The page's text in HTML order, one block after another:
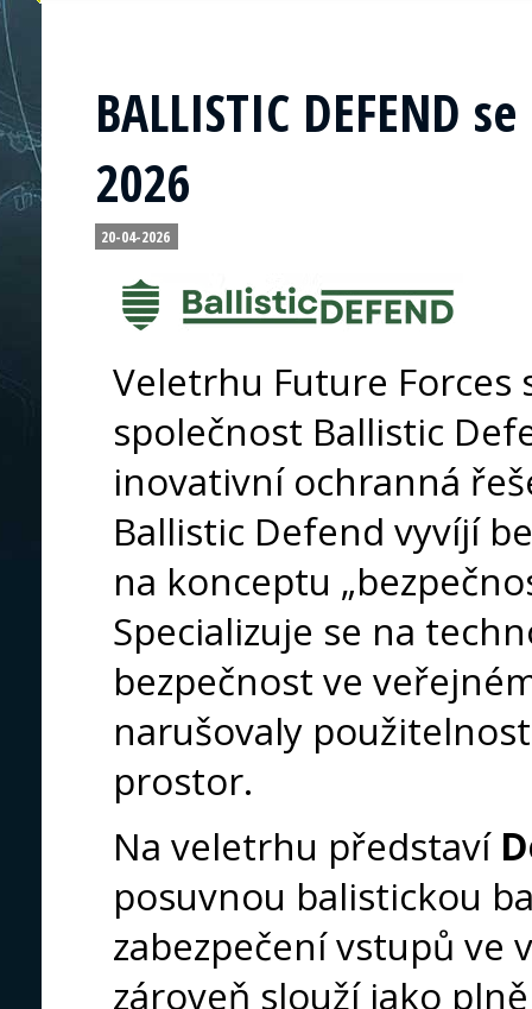
BALLISTIC DEFEND
2026
20-04-2026
Veletrhu Future Forces
společnost Ballistic
inovativní ochranná
Ballistic Defend vyvíjí
na konceptu „
Specializuje se na
bezpečnost ve
narušovaly
prostor.
Na veletrhu představí
posuvnou balistickou
zabezpečení vstupů ve
zároveň slouží jako